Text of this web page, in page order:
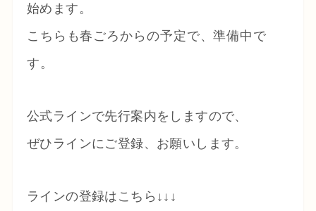
始めます。
こちらも春ごろからの予定で、準備中で
す。
公式ラインで先行案内をしますので、
ぜひラインにご登録、お願いします。
ラインの登録はこちら↓↓↓